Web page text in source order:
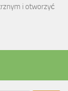
i otworzyć